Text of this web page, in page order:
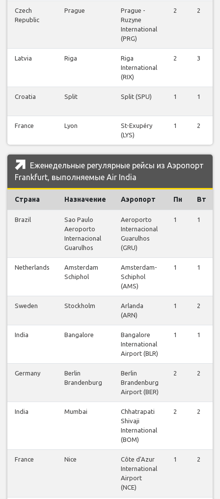
Czech
Republic
Prague
Prague -
Ruzyne
International
(PRG)
2 2
Latvia Riga
Riga
International
(RIX)
2 3
Croatia Split Split (SPU) 1 1
France Lyon
St-Exupéry
(LYS)
1 2
Еженедельные регулярные рейсы из Аэропорт
Frankfurt, выполняемые Air India
Страна Назначение Аэропорт Пн Вт
Brazil
Sao Paulo
Aeroporto
Internacional
Guarulhos
Aeroporto
Internacional
Guarulhos
(GRU)
1 1
Netherlands
Amsterdam
Schiphol
Amsterdam-
Schiphol
(AMS)
1 1
Sweden Stockholm
Arlanda
(ARN)
1 2
India Bangalore
Bangalore
International
Airport (BLR)
1 1
Germany
Berlin
Brandenburg
Berlin
Brandenburg
Airport (BER)
2 2
India Mumbai
Chhatrapati
Shivaji
International
(BOM)
2 2
France Nice
Côte d'Azur
International
Airport
(NCE)
1 2